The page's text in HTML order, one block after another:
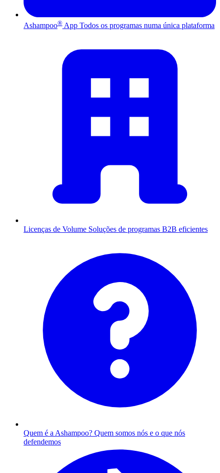
Ashampoo® App Todos os programas numa única plataforma
Licenças de Volume Soluções de programas B2B eficientes
Quem é a Ashampoo? Quem somos nós e o que nós
defendemos